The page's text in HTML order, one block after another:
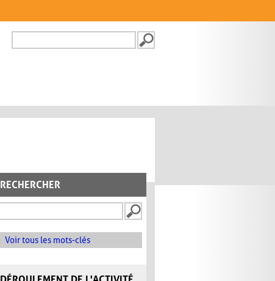
FORMULAIRE DE
RECHERCHER
Voir tous les mots-clés